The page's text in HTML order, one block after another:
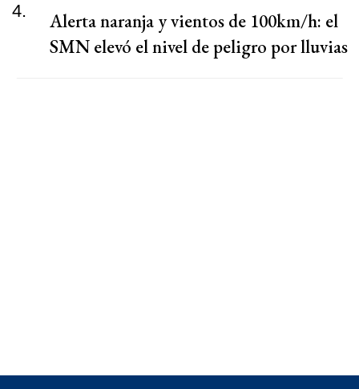
4.
Alerta naranja y vientos de 100km/h: el
SMN elevó el nivel de peligro por lluvias